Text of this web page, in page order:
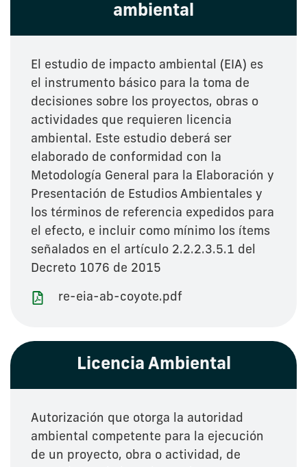
ambiental
El estudio de impacto ambiental (EIA) es
el instrumento básico para la toma de
decisiones sobre los proyectos, obras o
actividades que requieren licencia
ambiental. Este estudio deberá ser
elaborado de conformidad con la
Metodología General para la Elaboración y
Presentación de Estudios Ambientales y
los términos de referencia expedidos para
el efecto, e incluir como mínimo los ítems
señalados en el artículo 2.2.2.3.5.1 del
Decreto 1076 de 2015
re-eia-ab-coyote.pdf
Licencia Ambiental
Autorización que otorga la autoridad
ambiental competente para la ejecución
de un proyecto, obra o actividad, de